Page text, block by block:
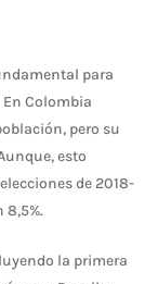
para
Colombia
pero su
esto
de 2018-
8,5%.
la primera